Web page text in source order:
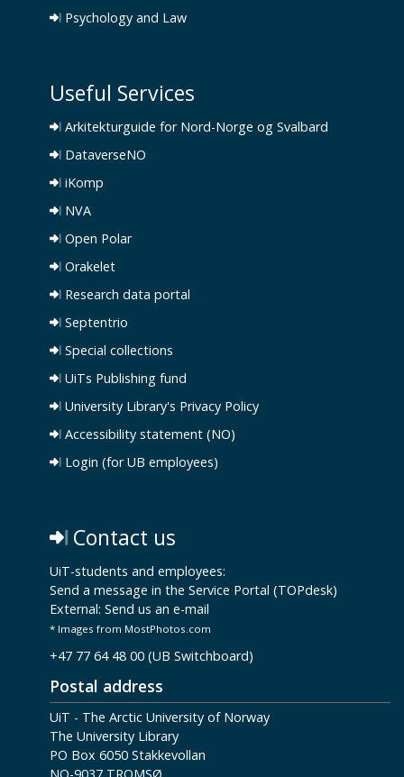
Psychology and Law
Useful Services
Arkitekturguide for Nord-Norge og Svalbard
DataverseNO
iKomp
NVA
Open Polar
Orakelet
Research data portal
Septentrio
Special collections
UiTs Publishing fund
University Library's Privacy Policy
Accessibility statement (NO)
Login (for UB employees)
Contact us
UiT-students and employees:
Send a message in the Service Portal (TOPdesk)
External: Send us an e-mail
* Images from MostPhotos.com
+47 77 64 48 00 (UB Switchboard)
Postal address
UiT - The Arctic University of Norway
The University Library
PO Box 6050 Stakkevollan